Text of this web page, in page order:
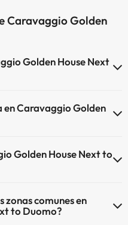
Caravaggio Golden
Golden House Next
en Caravaggio Golden
Golden House Next to
zonas comunes en
to Duomo?